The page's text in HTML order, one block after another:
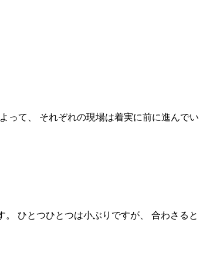
って、 それぞれの現場は着実に前に進んでい
ひとつひとつは小ぶりですが、 合わさると